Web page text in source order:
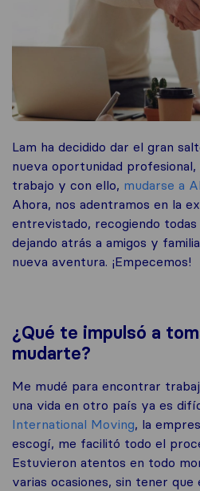
Lam ha decidido dar el gran
nueva oportunidad
trabajo y con ello, mudarse a
Ahora, nos adentramos en la
entrevistado, recogiendo
dejando atrás a amigos y
nueva aventura. ¡Empecemos!
¿Qué te impulsó a
mudarte?
Me mudé para encontrar
una vida en otro país ya es
International Moving, la
escogí, me facilitó todo el
Estuvieron atentos en todo
varias ocasiones, sin tener